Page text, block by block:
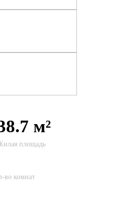
м²
площадь
во комнат